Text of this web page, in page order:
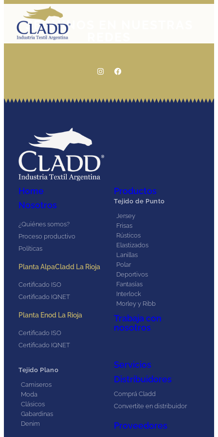
SEGUINOS EN NUESTRAS
Home
Nosotros
¿Quiénes somos?
Proceso productivo
Políticas
Planta AlpaCladd La Rioja
Certificado ISO
Certificado IQNET
Planta Enod La Rioja
Certificado ISO
Certificado IQNET
Productos
Tejido de Punto
Jersey
Frisas
Rústicos
Elastizados
Lanillas
Polar
Deportivos
Fantasías
Interlock
Morley y Ribb
Trabaja con
nosotros
Tejido Plano
Camiseros
Moda
Clásicos
Gabardinas
Denim
Servicios
Distribuidores
Comprá Cladd
Convertite en distribuidor
Proveedores